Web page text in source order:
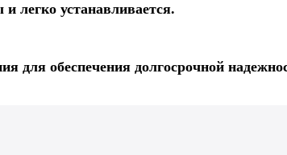
легко устанавливается.
для обеспечения долгосрочной